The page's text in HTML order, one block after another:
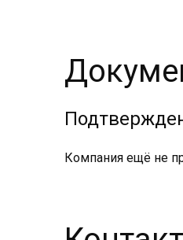
Компания ещё не